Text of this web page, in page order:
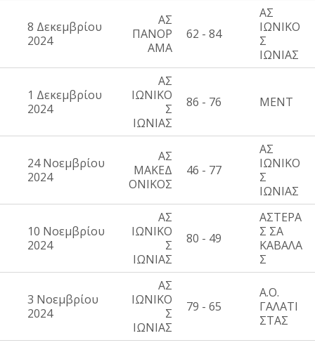
8 Δεκεμβρίου
2024
ΑΣ
ΠΑΝΟΡ
ΑΜΑ
62 - 84
ΑΣ
ΙΩΝΙΚΟ
Σ
ΙΩΝΙΑΣ
1 Δεκεμβρίου
2024
ΑΣ
ΙΩΝΙΚΟ
Σ
ΙΩΝΙΑΣ
86 - 76 ΜΕΝΤ
24 Νοεμβρίου
2024
ΑΣ
ΜΑΚΕΔ
ΟΝΙΚΟΣ
46 - 77
ΑΣ
ΙΩΝΙΚΟ
Σ
ΙΩΝΙΑΣ
10 Νοεμβρίου
2024
ΑΣ
ΙΩΝΙΚΟ
Σ
ΙΩΝΙΑΣ
80 - 49
ΑΣΤΕΡΑ
Σ ΣΑ
ΚΑΒΑΛΑ
Σ
3 Νοεμβρίου
2024
ΑΣ
ΙΩΝΙΚΟ
Σ
ΙΩΝΙΑΣ
79 - 65
Α.Ο.
ΓΑΛΑΤΙ
ΣΤΑΣ